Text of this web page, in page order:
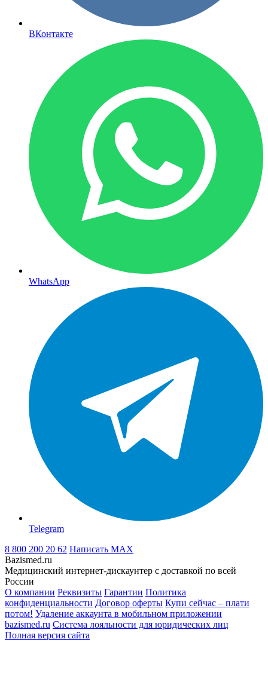
ВКонтакте
WhatsApp
Telegram
8 800 200 20 62 Написать MAX
Bazismed.ru
Медицинский интернет-дискаунтер с доставкой по всей
России
О компании Реквизиты Гарантии Политика
конфиденциальности Договор оферты Купи сейчас – плати
потом! Удаление аккаунта в мобильном приложении
bazismed.ru Система лояльности для юридических лиц
Полная версия сайта